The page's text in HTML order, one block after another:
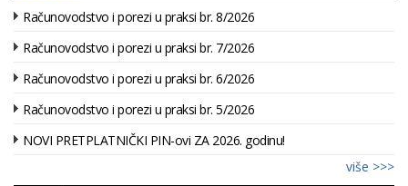
Računovodstvo i porezi u praksi br. 8/2026
Računovodstvo i porezi u praksi br. 7/2026
Računovodstvo i porezi u praksi br. 6/2026
Računovodstvo i porezi u praksi br. 5/2026
NOVI PRETPLATNIČKI PIN-ovi ZA 2026. godinu!
više >>>